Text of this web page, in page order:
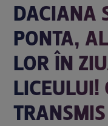
DACIANA
PONTA,
LOR ÎN
LICEULUI!